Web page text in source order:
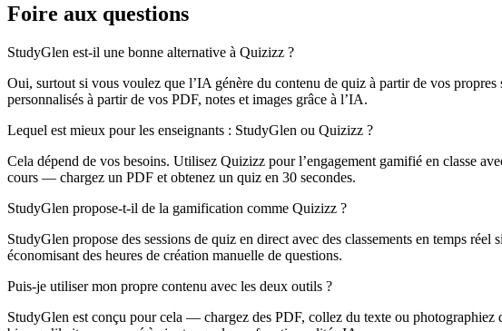
Foire aux questions
StudyGlen est-il une bonne alternative à Quizizz ?
Oui, surtout si vous voulez que l’IA génère du contenu de quiz à partir de vos
personnalisés à partir de vos PDF, notes et images grâce à l’IA.
Lequel est mieux pour les enseignants : StudyGlen ou Quizizz ?
Cela dépend de vos besoins. Utilisez Quizizz pour l’engagement gamifié en classe
cours — chargez un PDF et obtenez un quiz en 30 secondes.
StudyGlen propose-t-il de la gamification comme Quizizz ?
StudyGlen propose des sessions de quiz en direct avec des classements en temps
économisant des heures de création manuelle de questions.
Puis-je utiliser mon propre contenu avec les deux outils ?
StudyGlen est conçu pour cela — chargez des PDF, collez du texte ou photographiez